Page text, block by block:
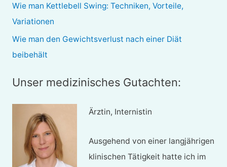
Wie man Kettlebell Swing: Techniken, Vorteile,
Variationen
Wie man den Gewichtsverlust nach einer Diät
beibehält
Unser medizinisches Gutachten:
Ärztin, Internistin
Ausgehend von einer langjährigen
klinischen Tätigkeit hatte ich im